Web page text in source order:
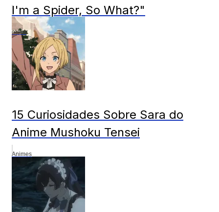
I'm a Spider, So What?"
otaku
15 Curiosidades Sobre Sara do
Anime Mushoku Tensei
Animes